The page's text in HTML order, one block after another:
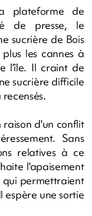
plateforme de
de presse, le
sucrière de Bois
les cannes à
l’île. Il craint de
sucrière difficile
d'un conflit
Sans
relatives à ce
l'apaisement
qui permettraient
espère une sortie